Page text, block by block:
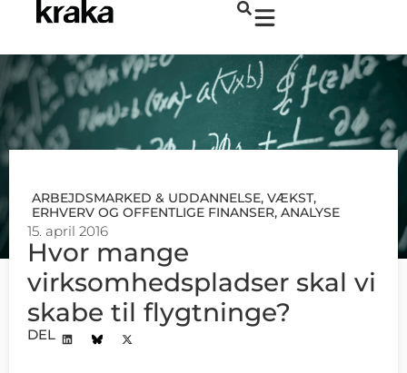
ARBEJDSMARKED & UDDANNELSE, VÆKST,
ERHVERV OG OFFENTLIGE FINANSER, ANALYSE
15. april 2016
Hvor mange
virksomhedspladser skal vi
skabe til flygtninge?
DEL